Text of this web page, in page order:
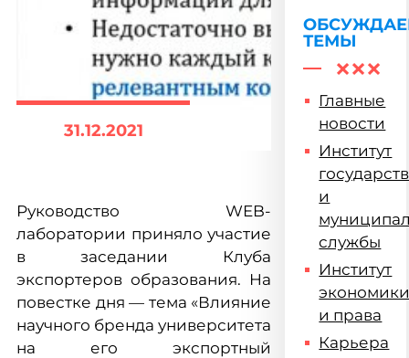
31.12.2021
Руководство WEB-
лаборатории приняло участие
в заседании Клуба
экспортеров образования. На
повестке дня — тема «Влияние
научного бренда университета
на его экспортный
ТЕМЫ
Главные
новости
Институт
и
службы
Институт
и права
Карьера